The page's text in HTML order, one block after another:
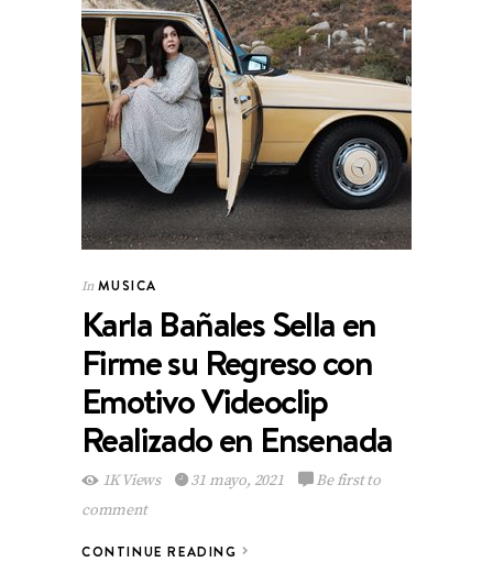
In MUSICA
Karla Bañales Sella en
Firme su Regreso con
Emotivo Videoclip
Realizado en Ensenada
1K Views 31 mayo, 2021
Be first to
comment
CONTINUE READING